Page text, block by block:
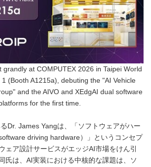
grandly at COMPUTEX 2026 in Taipei World
(Booth A1215a), debuting the "AI Vehicle
and the AIVO and XEdgAI dual software
for the first time.
Dr. James Yangは、「ソフトウェアがハー
driving hardware）」というコンセプ
ェア設計サービスがエッジAI市場をけん引
氏は、AI実装における中核的な課題は、ソ